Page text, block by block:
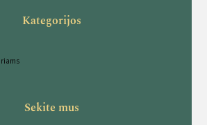
Kategorijos
Sekite mus